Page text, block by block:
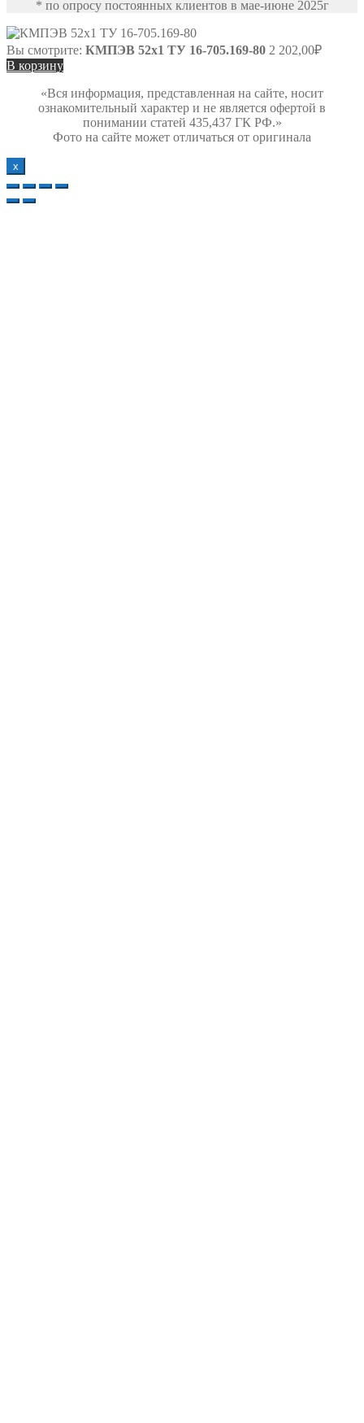
* по опросу постоянных клиентов в мае-июне 2025г
Вы смотрите: КМПЭВ 52х1 ТУ 16-705.169-80 2 202,00₽
В корзину
«Вся информация, представленная на сайте, носит
ознакомительный характер и не является офертой в
понимании статей 435,437 ГК РФ.»
Фото на сайте может отличаться от оригинала
х